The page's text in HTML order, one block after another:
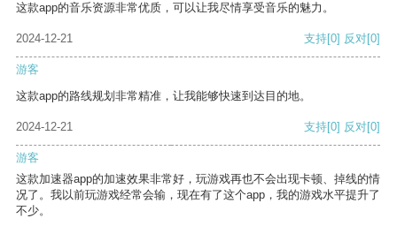
这款app的音乐资源非常优质，可以让我尽情享受音乐的魅力。
2024-12-21 支持[0] 反对[0]
游客
这款app的路线规划非常精准，让我能够快速到达目的地。
2024-12-21 支持[0] 反对[0]
游客
这款加速器app的加速效果非常好，玩游戏再也不会出现卡顿、掉线的情
况了。我以前玩游戏经常会输，现在有了这个app，我的游戏水平提升了
不少。